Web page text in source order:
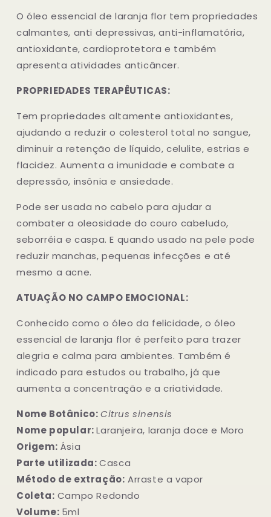
O óleo essencial de laranja flor tem propriedades
calmantes, anti depressivas, anti-inflamatória,
antioxidante, cardioprotetora e também
apresenta atividades anticâncer.
PROPRIEDADES TERAPÊUTICAS:
Tem propriedades altamente antioxidantes,
ajudando a reduzir o colesterol total no sangue,
diminuir a retenção de líquido, celulite, estrias e
flacidez. Aumenta a imunidade e combate a
depressão, insônia e ansiedade.
Pode ser usada no cabelo para ajudar a
combater a oleosidade do couro cabeludo,
seborréia e caspa. E quando usado na pele pode
reduzir manchas, pequenas infecções e até
mesmo a acne.
ATUAÇÃO NO CAMPO EMOCIONAL:
Conhecido como o óleo da felicidade, o óleo
essencial de laranja flor é perfeito para trazer
alegria e calma para ambientes. Também é
indicado para estudos ou trabalho, já que
aumenta a concentração e a criatividade.
Nome Botânico:Citrus sinensis
Nome popular:Laranjeira, laranja doce e Moro
Origem: Ásia
Parte utilizada:Casca
Método de extração: Arraste a vapor
Coleta: Campo Redondo
Volume: 5ml